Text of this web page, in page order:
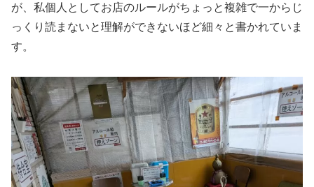
が、私個人としてお店のルールがちょっと複雑で一からじ
っくり読まないと理解ができないほど細々と書かれていま
す。